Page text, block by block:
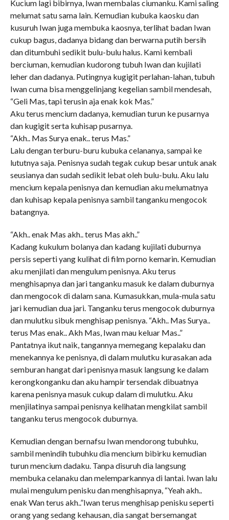
Kucium lagi bibirnya, Iwan membalas ciumanku. Kami saling
melumat satu sama lain. Kemudian kubuka kaosku dan
kusuruh Iwan juga membuka kaosnya, terlihat badan Iwan
cukup bagus, dadanya bidang dan berwarna putih bersih
dan ditumbuhi sedikit bulu-bulu halus. Kami kembali
berciuman, kemudian kudorong tubuh Iwan dan kujilati
leher dan dadanya. Putingnya kugigit perlahan-lahan, tubuh
Iwan cuma bisa menggelinjang kegelian sambil mendesah,
“Geli Mas, tapi terusin aja enak kok Mas.”
Aku terus mencium dadanya, kemudian turun ke pusarnya
dan kugigit serta kuhisap pusarnya.
“Akh.. Mas Surya enak.. terus Mas.”
Lalu dengan terburu-buru kubuka celananya, sampai ke
lututnya saja. Penisnya sudah tegak cukup besar untuk anak
seusianya dan sudah sedikit lebat oleh bulu-bulu. Aku lalu
mencium kepala penisnya dan kemudian aku melumatnya
dan kuhisap kepala penisnya sambil tanganku mengocok
batangnya.
“Akh.. enak Mas akh.. terus Mas akh..”
Kadang kukulum bolanya dan kadang kujilati duburnya
persis seperti yang kulihat di film porno kemarin. Kemudian
aku menjilati dan mengulum penisnya. Aku terus
menghisapnya dan jari tanganku masuk ke dalam duburnya
dan mengocok di dalam sana. Kumasukkan, mula-mula satu
jari kemudian dua jari. Tanganku terus mengocok duburnya
dan mulutku sibuk menghisap penisnya. “Akh.. Mas Surya..
terus Mas enak.. Akh Mas, Iwan mau keluar Mas..”
Pantatnya ikut naik, tangannya memegang kepalaku dan
menekannya ke penisnya, di dalam mulutku kurasakan ada
semburan hangat dari penisnya masuk langsung ke dalam
kerongkonganku dan aku hampir tersendak dibuatnya
karena penisnya masuk cukup dalam di mulutku. Aku
menjilatinya sampai penisnya kelihatan mengkilat sambil
tanganku terus mengocok duburnya.
Kemudian dengan bernafsu Iwan mendorong tubuhku,
sambil menindih tubuhku dia mencium bibirku kemudian
turun mencium dadaku. Tanpa disuruh dia langsung
membuka celanaku dan melemparkannya di lantai. Iwan lalu
mulai mengulum penisku dan menghisapnya, “Yeah akh..
enak Wan terus akh..”Iwan terus menghisap penisku seperti
orang yang sedang kehausan, dia sangat bersemangat